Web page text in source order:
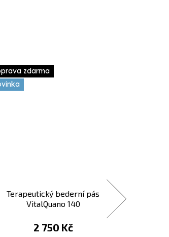
zdarma
Terapeutický bederní pás
VitalQuano 140
2 750 Kč